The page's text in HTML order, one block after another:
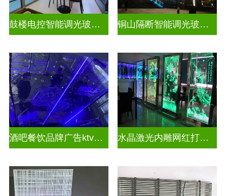
鼓楼电控智能调光玻璃安装方法 铜山隔断智能调光玻璃安装电话
酒吧餐饮品牌广告ktv激光内雕发光艺术玻璃 水晶激光内雕网红打卡背景